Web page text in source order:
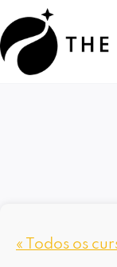
para
o
Conteúdo
« Todos os